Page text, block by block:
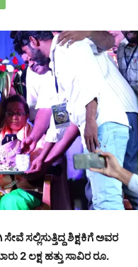
ಸಲ್ಲಿಸುತ್ತಿದ್ದ ಶಿಕ್ಷಕಿಗೆ ಅವರ
2 ಲಕ್ಷ ಹತ್ತು ಸಾವಿರ ರೂ.